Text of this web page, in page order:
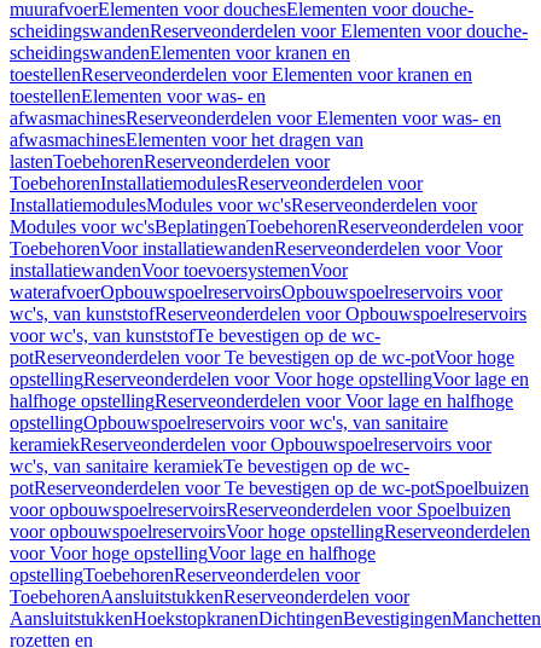
muurafvoerElementen voor douchesElementen voor douche-
scheidingswandenReserveonderdelen voor Elementen voor douche-
scheidingswandenElementen voor kranen en
toestellenReserveonderdelen voor Elementen voor kranen en
toestellenElementen voor was- en
afwasmachinesReserveonderdelen voor Elementen voor was- en
afwasmachinesElementen voor het dragen van
lastenToebehorenReserveonderdelen voor
ToebehorenInstallatiemodulesReserveonderdelen voor
InstallatiemodulesModules voor wc'sReserveonderdelen voor
Modules voor wc'sBeplatingenToebehorenReserveonderdelen voor
ToebehorenVoor installatiewandenReserveonderdelen voor Voor
installatiewandenVoor toevoersystemenVoor
waterafvoerOpbouwspoelreservoirsOpbouwspoelreservoirs voor
wc's, van kunststofReserveonderdelen voor Opbouwspoelreservoirs
voor wc's, van kunststofTe bevestigen op de wc-
potReserveonderdelen voor Te bevestigen op de wc-potVoor hoge
opstellingReserveonderdelen voor Voor hoge opstellingVoor lage en
halfhoge opstellingReserveonderdelen voor Voor lage en halfhoge
opstellingOpbouwspoelreservoirs voor wc's, van sanitaire
keramiekReserveonderdelen voor Opbouwspoelreservoirs voor
wc's, van sanitaire keramiekTe bevestigen op de wc-
potReserveonderdelen voor Te bevestigen op de wc-potSpoelbuizen
voor opbouwspoelreservoirsReserveonderdelen voor Spoelbuizen
voor opbouwspoelreservoirsVoor hoge opstellingReserveonderdelen
voor Voor hoge opstellingVoor lage en halfhoge
opstellingToebehorenReserveonderdelen voor
ToebehorenAansluitstukkenReserveonderdelen voor
AansluitstukkenHoekstopkranenDichtingenBevestigingenManchetten
rozetten en